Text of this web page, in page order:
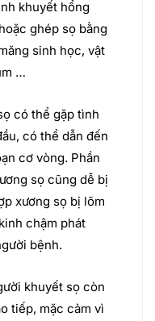
khuyết hổng
ghép sọ bằng
sinh học, vật
…
có thể gặp tình
có thể dẫn đến
cơ vòng. Phần
sọ cũng dễ bị
xương sọ bị lõm
chậm phát
bệnh.
khuyết sọ còn
tiếp, mặc cảm vì